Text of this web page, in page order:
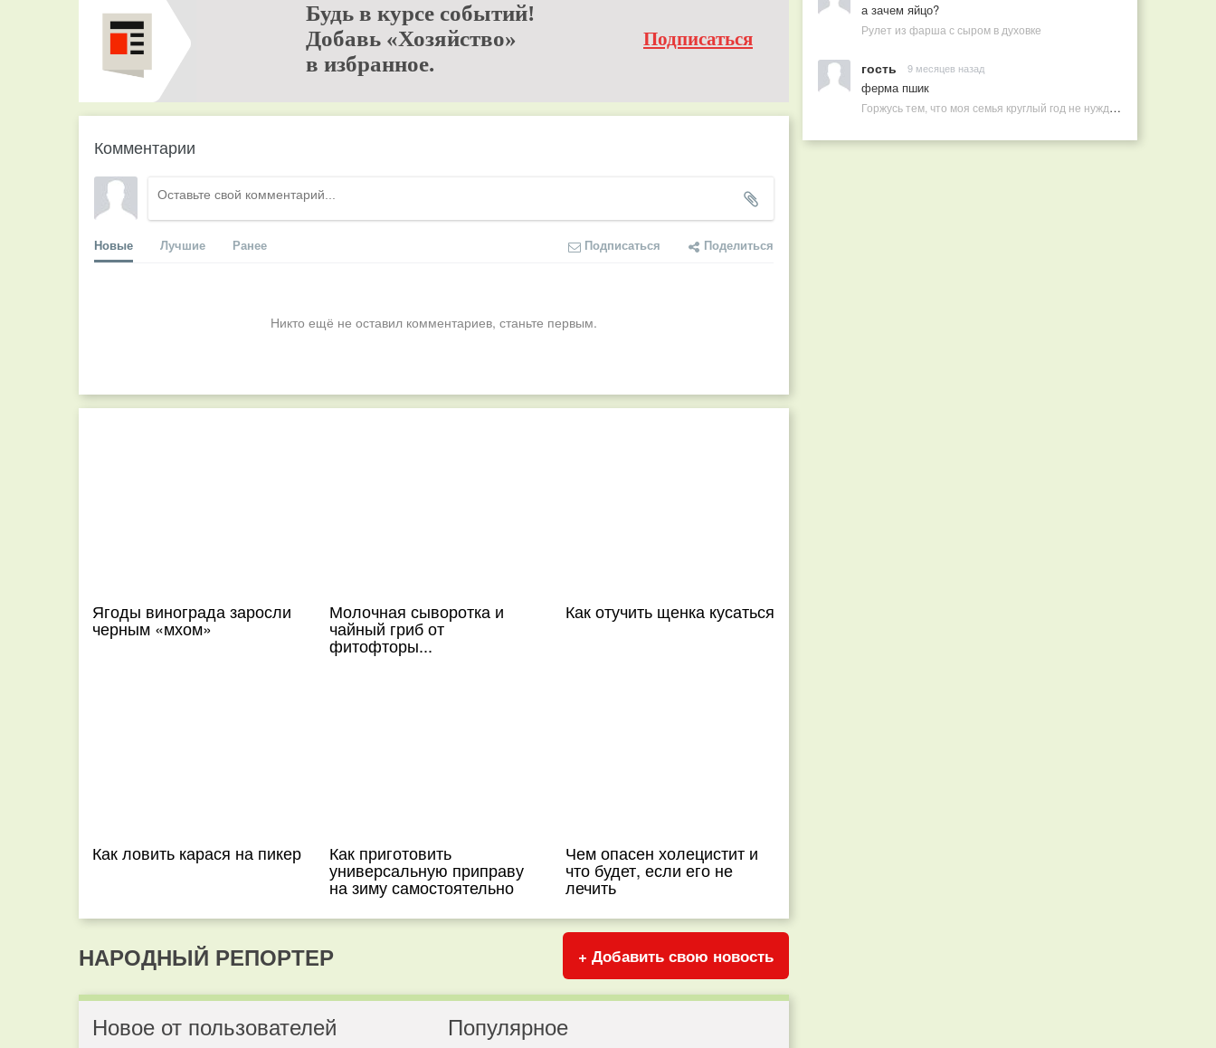
Будь в курсе событий!
Добавь «Хозяйство»
в избранное.
Подписаться
Комментарии
Новые Лучшие Ранее Подписаться Поделиться
Никто ещё не оставил комментариев, станьте первым.
Ягоды винограда заросли
черным «мхом»
Молочная сыворотка и
чайный гриб от
фитофторы...
Как отучить щенка кусаться
Как ловить карася на пикер Как приготовить
универсальную приправу
на зиму самостоятельно
Чем опасен холецистит и
что будет, если его не
лечить
НАРОДНЫЙ РЕПОРТЕР + Добавить свою новость
Новое от пользователей Популярное
а зачем яйцо?
Рулет из фарша с сыром в духовке
гость 9 месяцев назад
ферма пшик
Горжусь тем, что моя семья круглый год не нуждается в покупных витаминах